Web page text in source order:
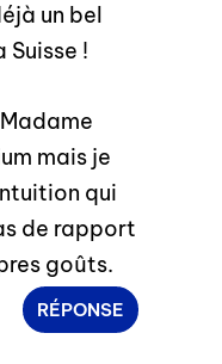
un bel
!
mais je
qui
de rapport
goûts.
RÉPONSE